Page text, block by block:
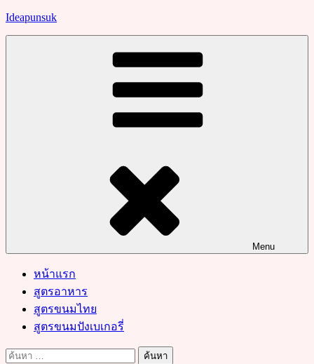
Skip
Ideapunsuk
Menu
หน้าแรก
สูตรอาหาร
สูตรขนมไทย
สูตรขนมปังเบเกอรี่
ค้นหา